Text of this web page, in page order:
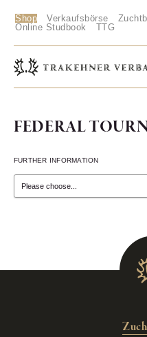
Shop Verkaufsbörse
Online Studbook
TTG
FEDERAL
FURTHER INFORMATION